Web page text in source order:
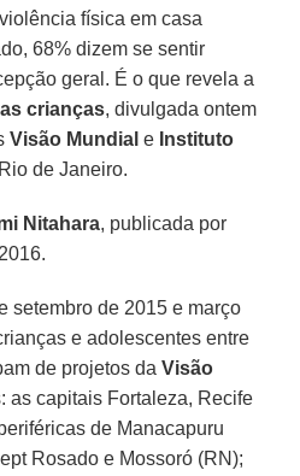
física em casa
68% dizem se sentir
geral. É o que revela a
crianças, divulgada ontem
Visão Mundial e Instituto
de Janeiro.
Nitahara, publicada por
setembro de 2015 e março
e adolescentes entre
de projetos daVisão
as capitais Fortaleza, Recife
de Manacapuru
Rosado e Mossoró (RN);